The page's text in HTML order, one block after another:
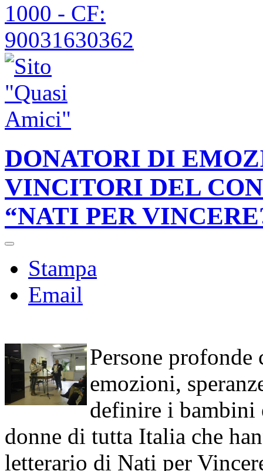
DONATORI DI
VINCITORI DEL
“NATI PER
Stampa
Email
Persone profonde
emozioni,
definire i bambini
donne di tutta Italia che
letterario di Nati per